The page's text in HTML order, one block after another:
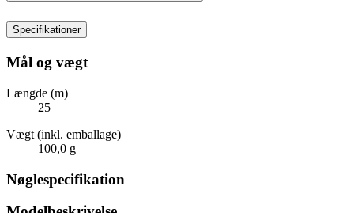
Specifikationer
Mål og vægt
Længde (m)
25
Vægt (inkl. emballage)
100,0 g
Nøglespecifikation